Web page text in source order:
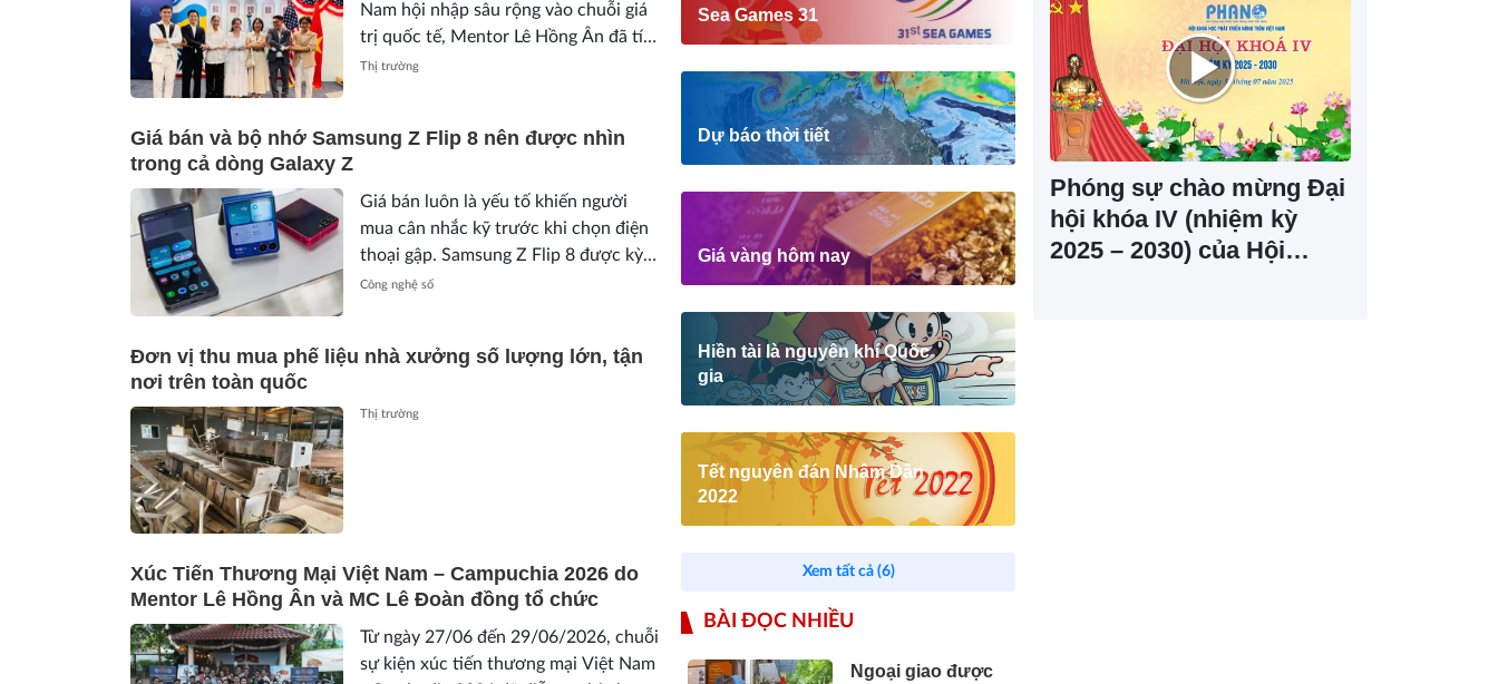
Nam hội nhập sâu rộng vào chuỗi giá
trị quốc tế, Mentor Lê Hồng Ân đã tích
cực tham gia các chương trình...
Thị trường
Giá bán và bộ nhớ Samsung Z Flip 8 nên được nhìn
trong cả dòng Galaxy Z
Giá bán luôn là yếu tố khiến người
mua cân nhắc kỹ trước khi chọn điện
thoại gập. Samsung Z Flip 8 được kỳ
vọng có nhiều cải tiến về...
Công nghệ số
Đơn vị thu mua phế liệu nhà xưởng số lượng lớn, tận
nơi trên toàn quốc
Thị trường
Xúc Tiến Thương Mại Việt Nam – Campuchia 2026 do
Mentor Lê Hồng Ân và MC Lê Đoàn đồng tổ chức
Từ ngày 27/06 đến 29/06/2026, chuỗi
sự kiện xúc tiến thương mại Việt Nam
Sea Games 31
Dự báo thời tiết
Giá vàng hôm nay
Hiền tài là nguyên khí Quốc
gia
Tết nguyên đán Nhâm Dần
2022
Xem tất cả (6)
BÀI ĐỌC NHIỀU
Ngoại giao được
Phóng sự chào mừng Đại
hội khóa IV (nhiệm kỳ
2025 – 2030) của Hội